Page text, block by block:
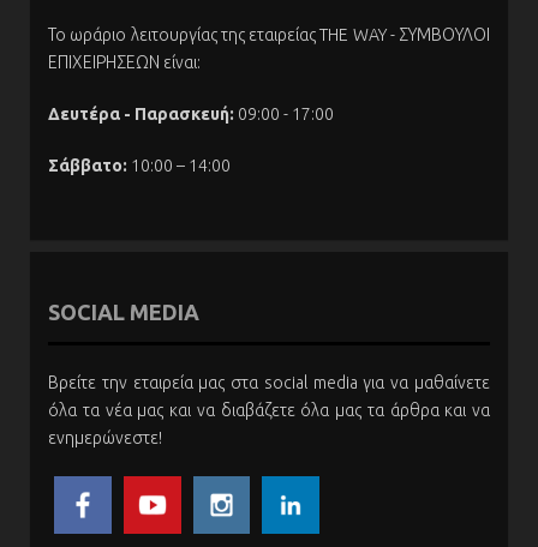
Το ωράριο λειτουργίας της εταιρείας THE WAY - ΣΥΜΒΟΥΛΟΙ
ΕΠΙΧΕΙΡΗΣΕΩΝ είναι:
Δευτέρα - Παρασκευή: 09:00 - 17:00
Σάββατο: 10:00 – 14:00
SOCIAL MEDIA
Βρείτε την εταιρεία μας στα social media για να μαθαίνετε
όλα τα νέα μας και να διαβάζετε όλα μας τα άρθρα και να
ενημερώνεστε!